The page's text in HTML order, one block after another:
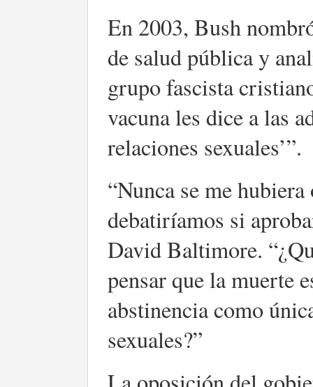
En 2003, Bush
de salud pública y
grupo fascista
vacuna les dice a las
relaciones sexuales’”.
“Nunca se me
debatiríamos si
David Baltimore.
pensar que la muerte
abstinencia como
sexuales?”